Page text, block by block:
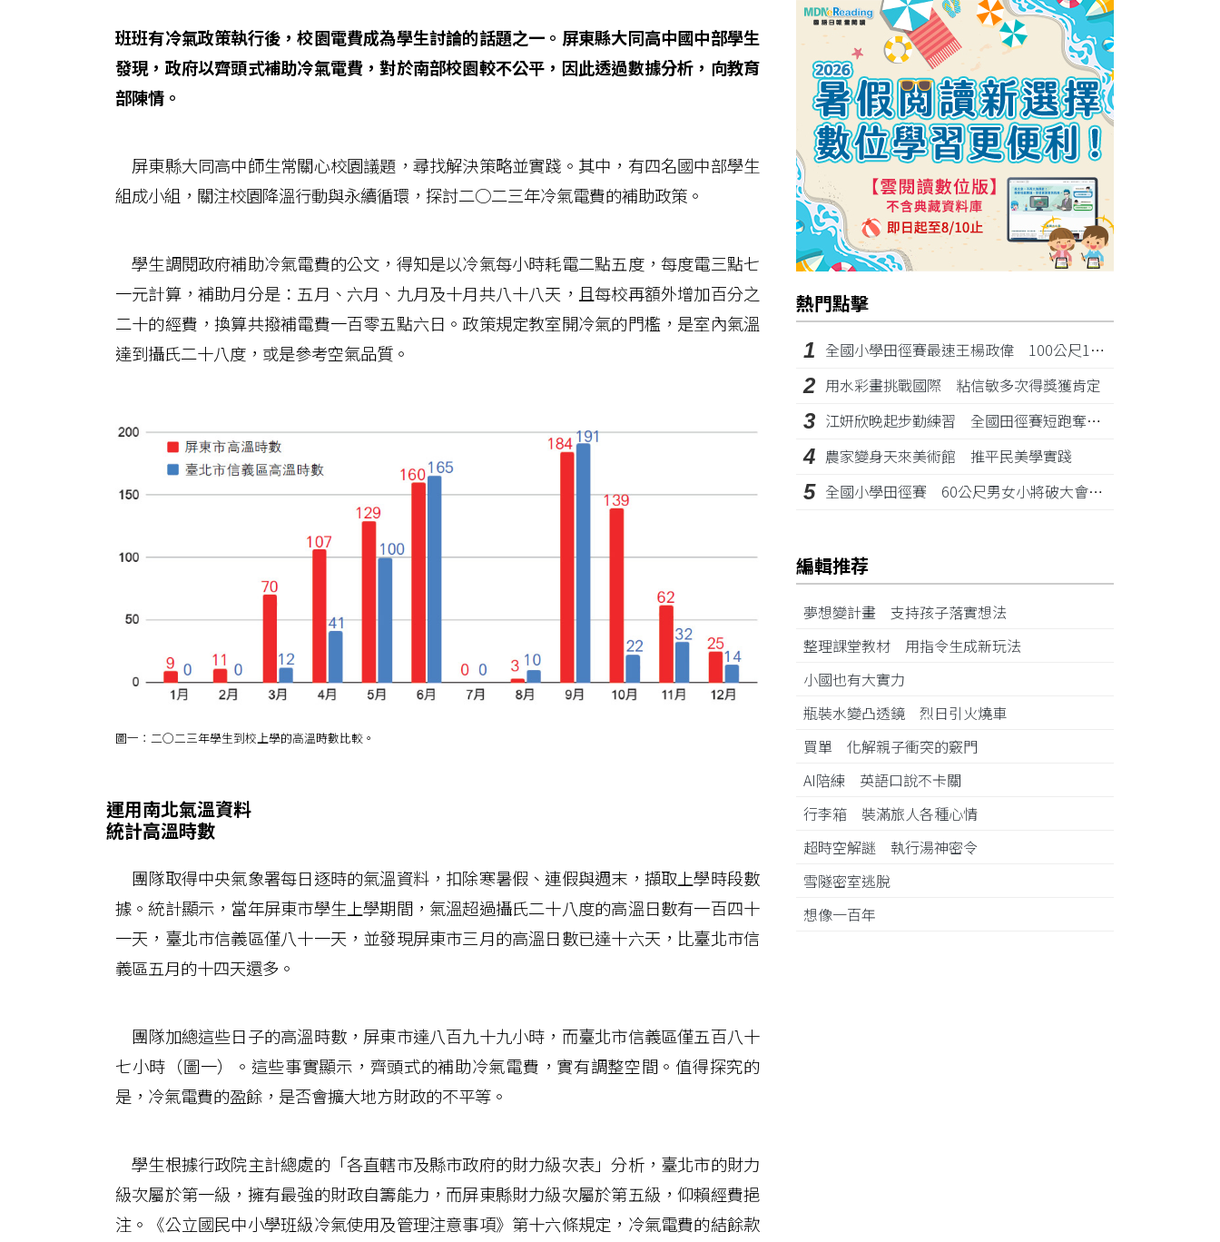
班班有冷氣政策執行後，校園電費成為學生討論的話題之一。屏東縣大同高中國中部學生
發現，政府以齊頭式補助冷氣電費，對於南部校園較不公平，因此透過數據分析，向教育
部陳情。
屏東縣大同高中師生常關心校園議題，尋找解決策略並實踐。其中，有四名國中部學生
組成小組，關注校園降溫行動與永續循環，探討二○二三年冷氣電費的補助政策。
學生調閱政府補助冷氣電費的公文，得知是以冷氣每小時耗電二點五度，每度電三點七
一元計算，補助月分是：五月、六月、九月及十月共八十八天，且每校再額外增加百分之
二十的經費，換算共撥補電費一百零五點六日。政策規定教室開冷氣的門檻，是室內氣溫
達到攝氏二十八度，或是參考空氣品質。
圖一：二○二三年學生到校上學的高溫時數比較。
運用南北氣溫資料
統計高溫時數
團隊取得中央氣象署每日逐時的氣溫資料，扣除寒暑假、連假與週末，擷取上學時段數
據。統計顯示，當年屏東市學生上學期間，氣溫超過攝氏二十八度的高溫日數有一百四十
一天，臺北市信義區僅八十一天，並發現屏東市三月的高溫日數已達十六天，比臺北市信
義區五月的十四天還多。
團隊加總這些日子的高溫時數，屏東市達八百九十九小時，而臺北市信義區僅五百八十
七小時（圖一）。這些事實顯示，齊頭式的補助冷氣電費，實有調整空間。值得探究的
是，冷氣電費的盈餘，是否會擴大地方財政的不平等。
學生根據行政院主計總處的「各直轄市及縣市政府的財力級次表」分析，臺北市的財力
級次屬於第一級，擁有最強的財政自籌能力，而屏東縣財力級次屬於第五級，仰賴經費挹
注。《公立國民中小學班級冷氣使用及管理注意事項》第十六條規定，冷氣電費的結餘款
熱門點擊
1 全國小學田徑賽最速王楊政偉 100公尺11秒87奪金
2 用水彩畫挑戰國際 粘信敏多次得獎獲肯定
3 江姸欣晚起步勤練習 全國田徑賽短跑奪金摘銅
4 農家變身天來美術館 推平民美學實踐
5 全國小學田徑賽 60公尺男女小將破大會紀錄
編輯推荐
夢想變計畫 支持孩子落實想法
整理課堂教材 用指令生成新玩法
小國也有大實力
瓶裝水變凸透鏡 烈日引火燒車
買單 化解親子衝突的竅門
AI陪練 英語口說不卡關
行李箱 裝滿旅人各種心情
超時空解謎 執行湯神密令
雪隧密室逃脫
想像一百年